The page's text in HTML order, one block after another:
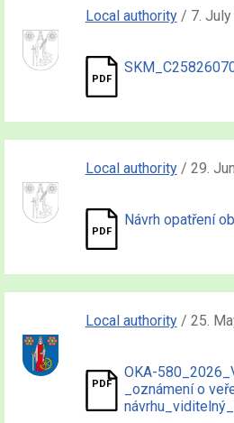
Local authority/ 7. July
Local authority/ 29.
Návrh opatření
Local authority/ 25.
OKA-
_oznámení o